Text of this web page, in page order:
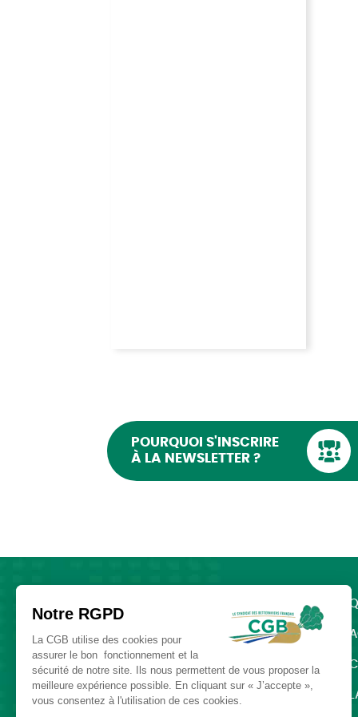
POURQUOI S'INSCRIRE
À LA NEWSLETTER ?
SUIVEZ-NOUS :
Notre RGPD
La CGB utilise des cookies pour
assurer le bon fonctionnement et la
sécurité de notre site. Ils nous permettent de vous proposer la
meilleure expérience possible. En cliquant sur « J’accepte »,
vous consentez à l'utilisation de ces cookies.